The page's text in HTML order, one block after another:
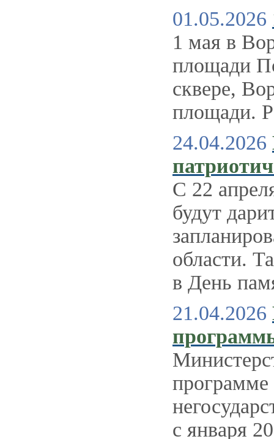
01.05.2026
1 мая в
площади
сквере,
площади.
24.04.2026
С 22
будут
области.
в День
21.04.2026
с января